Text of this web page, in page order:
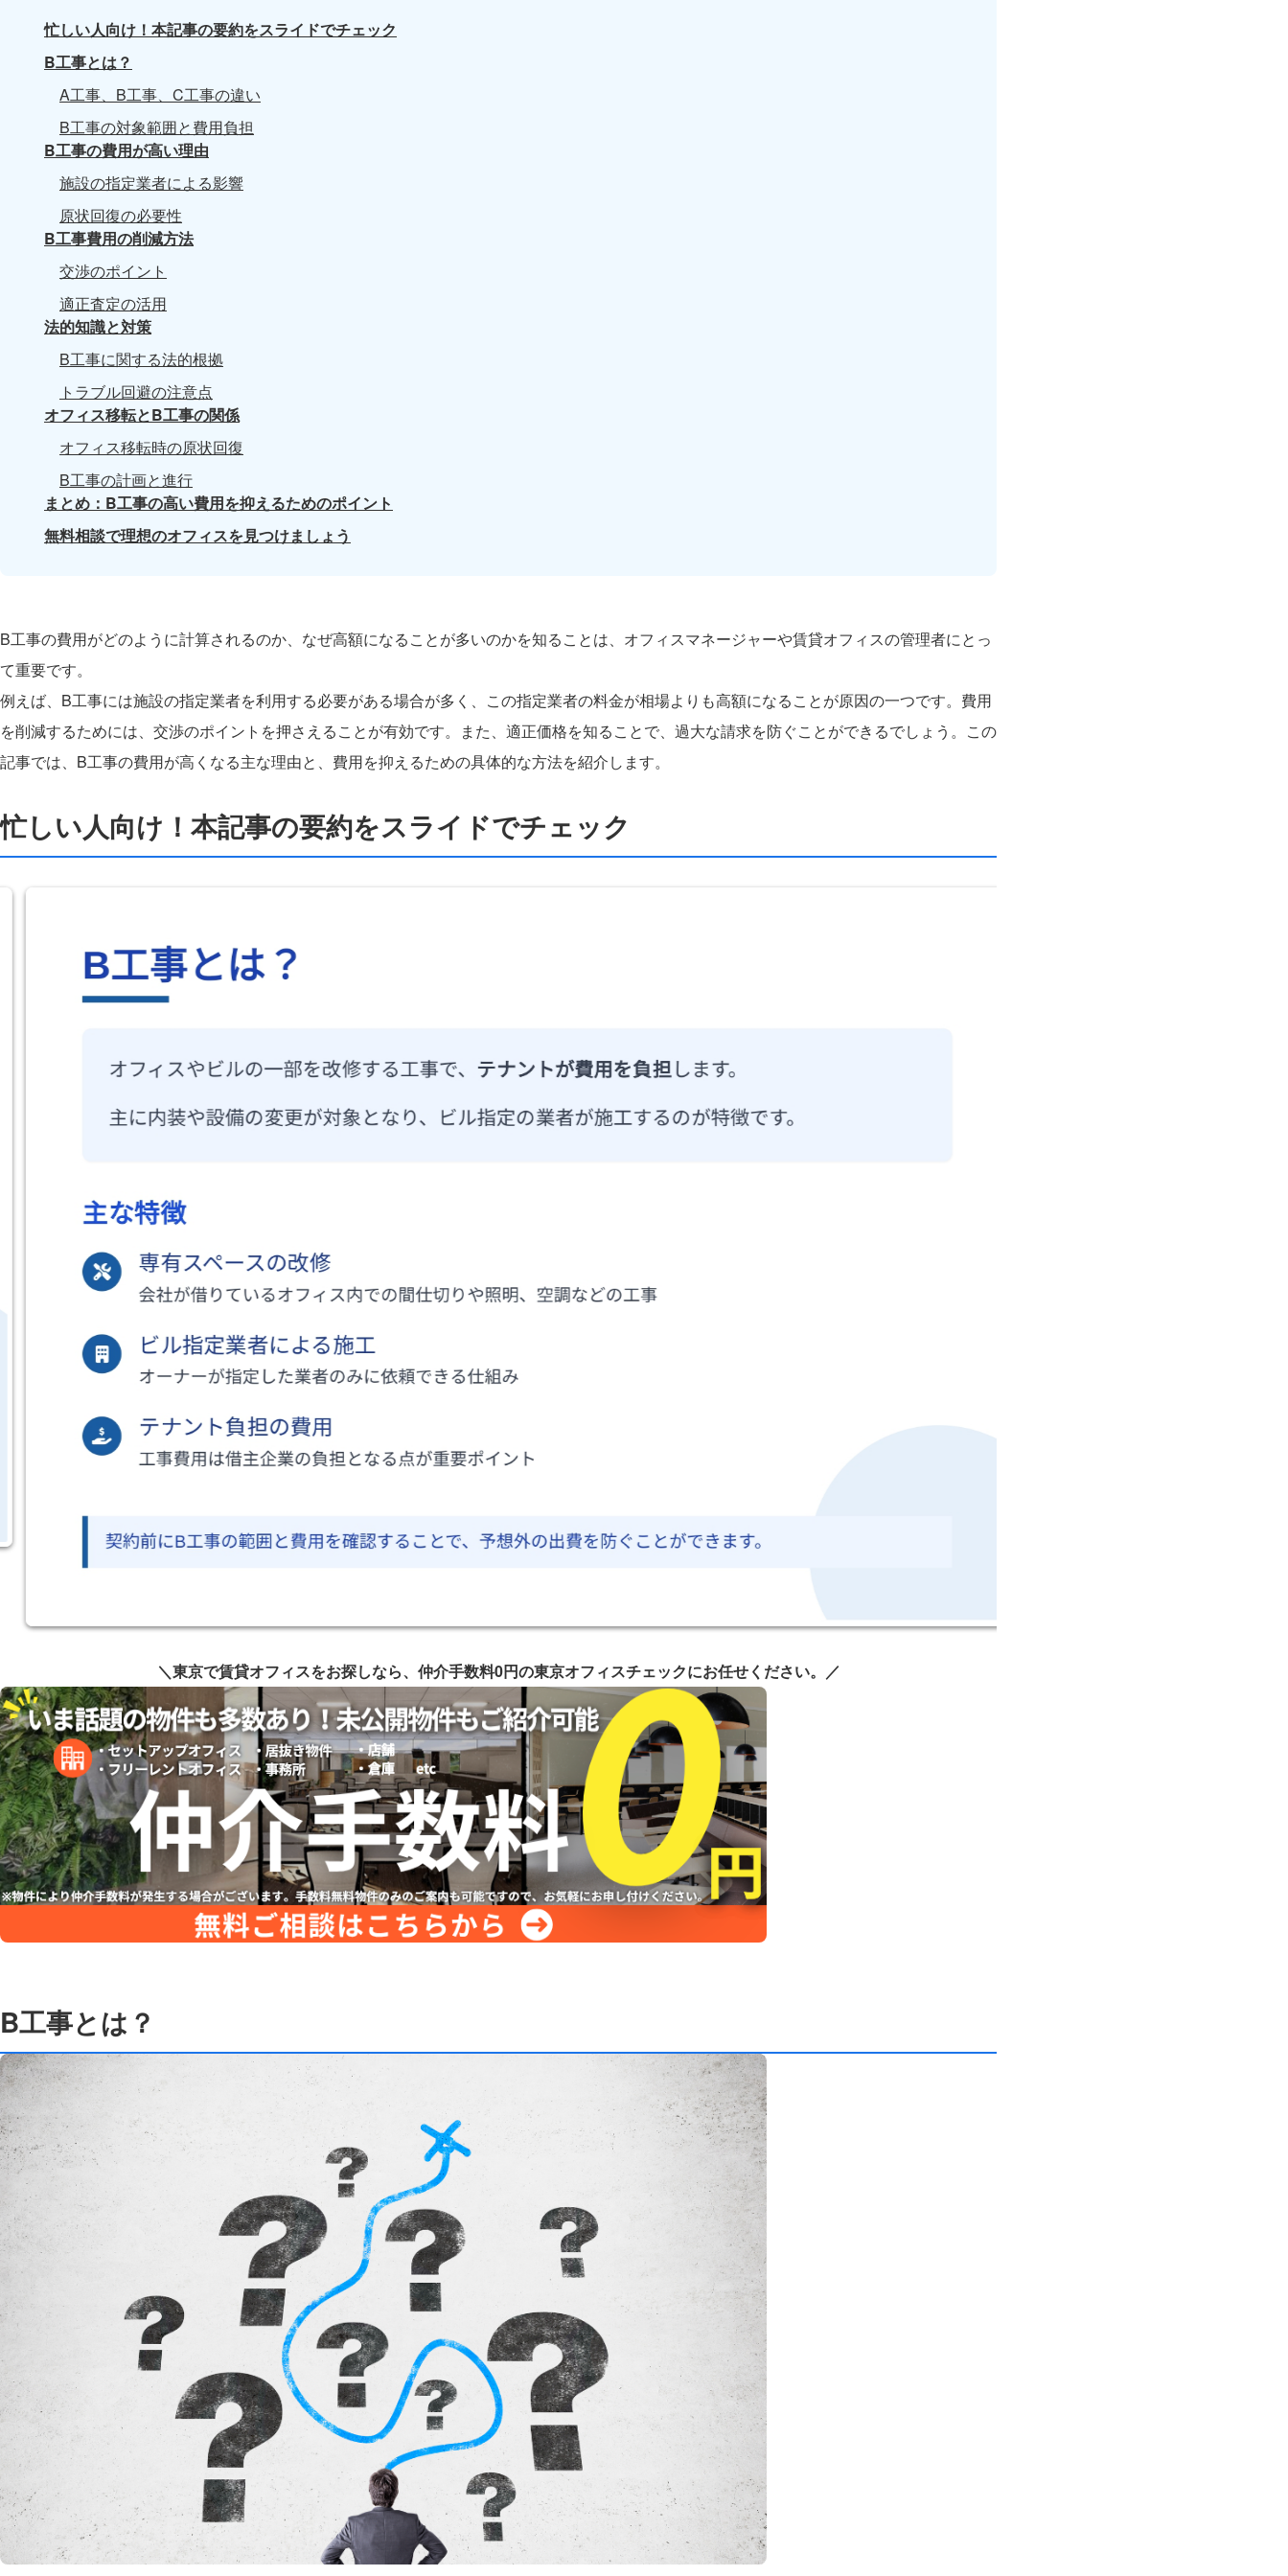
忙しい人向け！本記事の要約をスライドでチェック
B工事とは？
A工事、B工事、C工事の違い
B工事の対象範囲と費用負担
B工事の費用が高い理由
施設の指定業者による影響
原状回復の必要性
B工事費用の削減方法
交渉のポイント
適正査定の活用
法的知識と対策
B工事に関する法的根拠
トラブル回避の注意点
オフィス移転とB工事の関係
オフィス移転時の原状回復
B工事の計画と進行
まとめ：B工事の高い費用を抑えるためのポイント
無料相談で理想のオフィスを見つけましょう
B工事の費用がどのように計算されるのか、なぜ高額になることが多いのかを知ることは、オフィスマネージャーや賃貸オフィスの管理者にとっ
て重要です。
例えば、B工事には施設の指定業者を利用する必要がある場合が多く、この指定業者の料金が相場よりも高額になることが原因の一つです。費用
を削減するためには、交渉のポイントを押さえることが有効です。また、適正価格を知ることで、過大な請求を防ぐことができるでしょう。この
記事では、B工事の費用が高くなる主な理由と、費用を抑えるための具体的な方法を紹介します。
忙しい人向け！本記事の要約をスライドでチェック
＼東京で賃貸オフィスをお探しなら、仲介手数料0円の東京オフィスチェックにお任せください。／
B工事とは？